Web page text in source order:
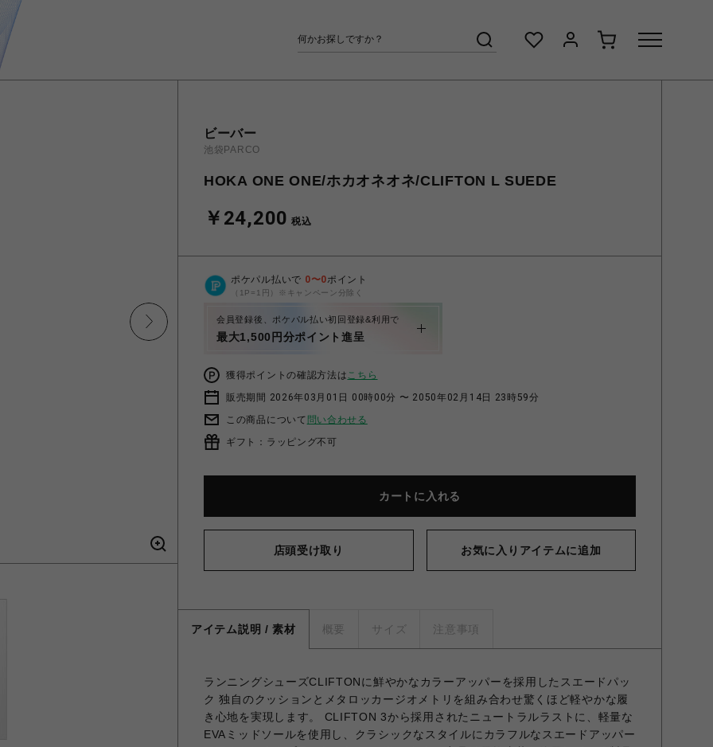
ビーバー
池袋PARCO
HOKA ONE ONE/ホカオネオネ/CLIFTON L SUEDE
￥24,200 税込
ポケパル払いで 0〜0ポイント
（1P=1円）※キャンペーン分除く
会員登録後、ポケパル払い初回登録&利用で
最大1,500円分ポイント進呈
獲得ポイントの確認方法はこちら
販売期間 2026年03月01日 00時00分 〜 2050年02月14日 23時59分
この商品について 問い合わせる
ギフト：ラッピング不可
カートに入れる
店頭受け取り お気に入りアイテムに追加
アイテム説明 / 素材 概要 サイズ 注意事項
ランニングシューズCLIFTONに鮮やかなカラーアッパーを採用したスエードパッ
ク 独自のクッションとメタロッカージオメトリを組み合わせ驚くほど軽やかな履
き心地を実現します。 CLIFTON 3から採用されたニュートラルラストに、軽量な
EVAミッドソールを使用し、クラシックなスタイルにカラフルなスエードアッパー